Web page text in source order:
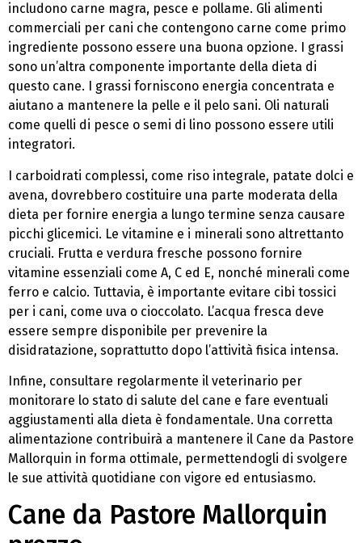
includono carne magra, pesce e pollame. Gli alimenti
commerciali per cani che contengono carne come primo
ingrediente possono essere una buona opzione. I grassi
sono un’altra componente importante della dieta di
questo cane. I grassi forniscono energia concentrata e
aiutano a mantenere la pelle e il pelo sani. Oli naturali
come quelli di pesce o semi di lino possono essere utili
integratori.
I carboidrati complessi, come riso integrale, patate dolci e
avena, dovrebbero costituire una parte moderata della
dieta per fornire energia a lungo termine senza causare
picchi glicemici. Le vitamine e i minerali sono altrettanto
cruciali. Frutta e verdura fresche possono fornire
vitamine essenziali come A, C ed E, nonché minerali come
ferro e calcio. Tuttavia, è importante evitare cibi tossici
per i cani, come uva o cioccolato. L’acqua fresca deve
essere sempre disponibile per prevenire la
disidratazione, soprattutto dopo l’attività fisica intensa.
Infine, consultare regolarmente il veterinario per
monitorare lo stato di salute del cane e fare eventuali
aggiustamenti alla dieta è fondamentale. Una corretta
alimentazione contribuirà a mantenere il Cane da Pastore
Mallorquin in forma ottimale, permettendogli di svolgere
le sue attività quotidiane con vigore ed entusiasmo.
Cane da Pastore Mallorquin